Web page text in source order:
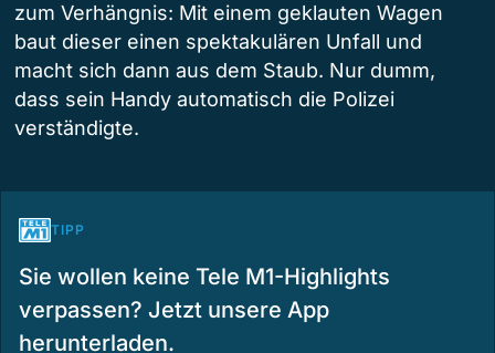
zum Verhängnis: Mit einem geklauten Wagen
baut dieser einen spektakulären Unfall und
macht sich dann aus dem Staub. Nur dumm,
dass sein Handy automatisch die Polizei
verständigte.
TIPP
Sie wollen keine Tele M1-Highlights
verpassen? Jetzt unsere App
herunterladen.